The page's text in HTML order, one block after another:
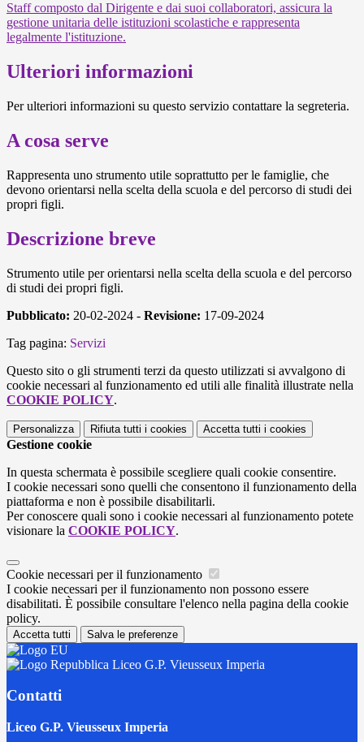
Staff composto dal Dirigente e dai suoi collaboratori, assicura la
gestione unitaria delle istituzioni scolastiche e rappresenta
legalmente l'istituzione.
Ulteriori informazioni
Per ulteriori informazioni su questo servizio contattare la segreteria.
A cosa serve
Rappresenta uno strumento utile soprattutto per le famiglie, che
devono orientarsi nella scelta della scuola e del percorso di studi dei
propri figli.
Descrizione breve
Strumento utile per orientarsi nella scelta della scuola e del percorso
di studi dei propri figli.
Pubblicato: 20-02-2024 - Revisione: 17-09-2024
Tag pagina: Servizi
Questo sito o gli strumenti terzi da questo utilizzati si avvalgono di
cookie necessari al funzionamento ed utili alle finalità illustrate nella
COOKIE POLICY.
Personalizza Rifiuta tutti i cookies Accetta tutti i cookies
Gestione cookie
In questa schermata è possibile scegliere quali cookie consentire.
I cookie necessari sono quelli che consentono il funzionamento della
piattaforma e non è possibile disabilitarli.
Per conoscere quali sono i cookie necessari al funzionamento potete
visionare la COOKIE POLICY.
Cookie necessari per il funzionamento
I cookie necessari per il funzionamento non possono essere
disabilitati. È possibile consultare l'elenco nella pagina della cookie
policy.
Accetta tutti Salva le preferenze
Liceo G.P. Vieusseux Imperia
Contatti
Liceo G.P. Vieusseux Imperia